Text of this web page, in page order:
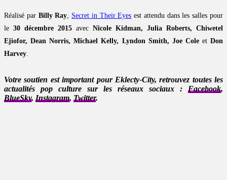
Réalisé par Billy Ray, Secret in Their Eyes est attendu dans les salles pour
le 30 décembre 2015 avec Nicole Kidman, Julia Roberts, Chiwetel
Ejiofor, Dean Norris, Michael Kelly, Lyndon Smith, Joe ColeetDon
Harvey.
Votre soutien est important pour Eklecty-City, retrouvez toutes les
actualités pop culture sur les réseaux sociaux : Facebook,
BlueSky, Instagram, Twitter.